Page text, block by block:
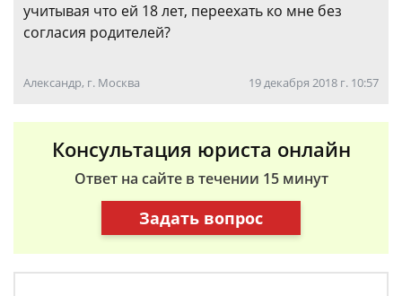
учитывая что ей 18 лет, переехать ко мне без
согласия родителей?
Александр, г. Москва 19 декабря 2018 г. 10:57
Консультация юриста онлайн
Ответ на сайте в течении 15 минут
Задать вопрос